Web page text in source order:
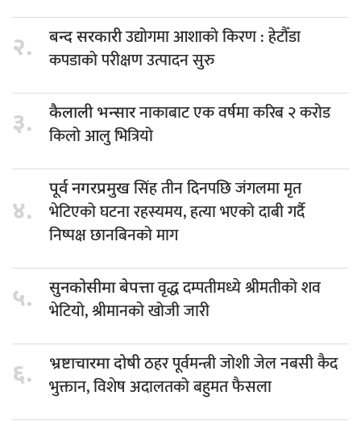
२. बन्द सरकारीउद्योगमा आशाको किरण : हेटौँडा
कपडाको परीक्षण उत्पादन सुरु
३. कैलाली भन्सारनाकाबाट एक वर्षमा करिब २ करोड
किलो आलु भित्रियो
४.
पूर्व नगरप्रमुखसिंह तीन दिनपछि जंगलमा मृत
भेटिएको घटना रहस्यमय, हत्या भएको दाबी गर्दै
निष्पक्ष छानबिनको माग
५. सुनकोसीमा बेपत्तावृद्ध दम्पतीमध्ये श्रीमतीको शव
भेटियो, श्रीमानकाे खोजी जारी
६. भ्रष्टाचारमा दोषीठहर पूर्वमन्त्री जोशी जेल नबसी कैद
भुक्तान, विशेष अदालतको बहुमत फैसला